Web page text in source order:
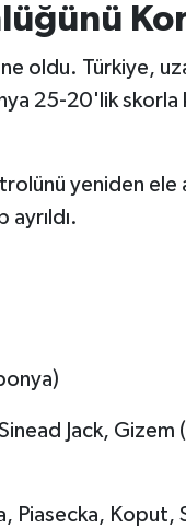
oldu. Türkiye,
25-20'lik skorla
yeniden ele
Jack, Gizem
Piasecka, Koput,